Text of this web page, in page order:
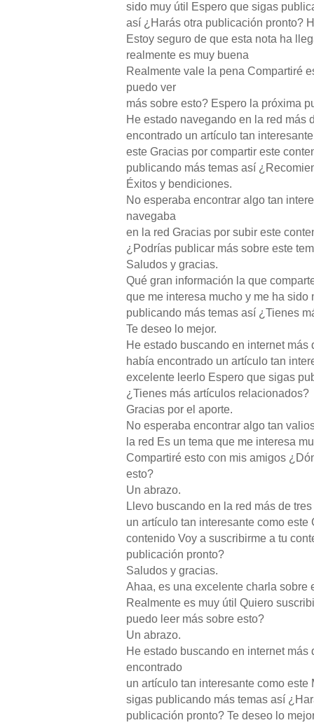
sido muy útil Espero que sigas
así ¿Harás otra publicación pronto?
Estoy seguro de que esta nota ha
realmente es muy buena
Realmente vale la pena Compartiré
puedo ver
más sobre esto? Espero la próxima
He estado navegando en la red más
encontrado un artículo tan
este Gracias por compartir este
publicando más temas así
Éxitos y bendiciones.
No esperaba encontrar algo tan
navegaba
en la red Gracias por subir este
¿Podrías publicar más sobre este
Saludos y gracias.
Qué gran información la que
que me interesa mucho y me ha sido
publicando más temas así ¿Tienes
Te deseo lo mejor.
He estado buscando en internet más
había encontrado un artículo tan
excelente leerlo Espero que sigas
¿Tienes más artículos relacionados?
Gracias por el aporte.
No esperaba encontrar algo tan
la red Es un tema que me interesa
Compartiré esto con mis amigos
esto?
Un abrazo.
Llevo buscando en la red más de
un artículo tan interesante como este
contenido Voy a suscribirme a tu
publicación pronto?
Saludos y gracias.
Ahaa, es una excelente charla sobre
Realmente es muy útil Quiero
puedo leer más sobre esto?
Un abrazo.
He estado buscando en internet más
encontrado
un artículo tan interesante como
sigas publicando más temas así
publicación pronto? Te deseo lo